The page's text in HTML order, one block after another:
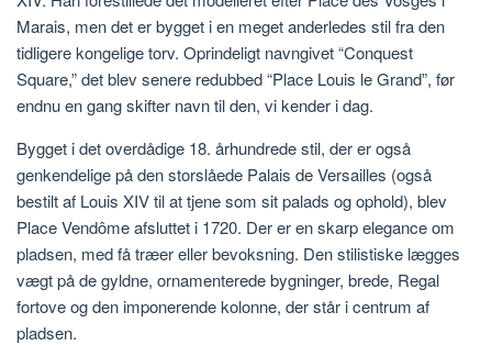
Marais, men det er bygget i en meget anderledes stil fra den
tidligere kongelige torv. Oprindeligt navngivet “Conquest
Square,” det blev senere redubbed “Place Louis le Grand”, før
endnu en gang skifter navn til den, vi kender i dag.
Bygget i det overdådige 18. århundrede stil, der er også
genkendelige på den storslåede Palais de Versailles (også
bestilt af Louis XIV til at tjene som sit palads og ophold), blev
Place Vendôme afsluttet i 1720. Der er en skarp elegance om
pladsen, med få træer eller bevoksning. Den stilistiske lægges
vægt på de gyldne, ornamenterede bygninger, brede, Regal
fortove og den imponerende kolonne, der står i centrum af
pladsen.